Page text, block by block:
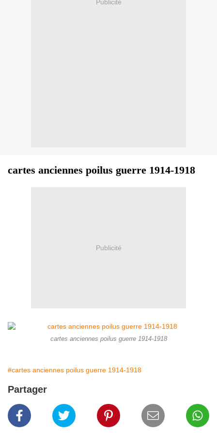
Publicité
cartes anciennes poilus guerre 1914-1918
Publicité
cartes anciennes poilus guerre 1914-1918
#cartes anciennes poilus guerre 1914-1918
Partager